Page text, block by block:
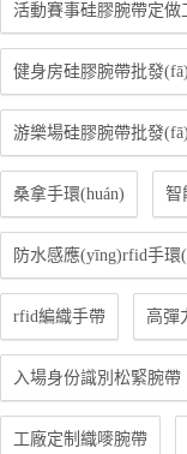
活動賽事硅膠腕帶定做
健身房硅膠腕帶批發
游樂場硅膠腕帶批發(fā)
桑拿手環(huán) 智
防水感應(yīng)rfid手環
rfid編織手帶 高彈
入場身份識別松緊腕帶
工廠定制織嘜腕帶